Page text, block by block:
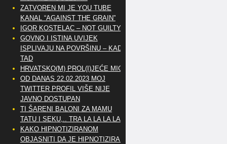
ZATVOREN MI JE YOU TUBE
KANAL “AGAINST THE GRAIN”
IGOR KOSTELAC – NOT GUILTY
GOVNO I ISTINA UVIJEK
ISPLIVAJU NA POVRŠINU – KAD
TAD
HRVATSKO(M) PROL(I)JEĆE MIG
OD DANAS 22.02.2023 MOJ
TWITTER PROFIL VIŠE NIJE
JAVNO DOSTUPAN
TI ŠARENI BALONI ZA MAMU
TATU I SEKU,.. TRA LA LA LA LA
KAKO HIPNOTIZIRANOM
OBJASNITI DA JE HIPNOTIZIRAN